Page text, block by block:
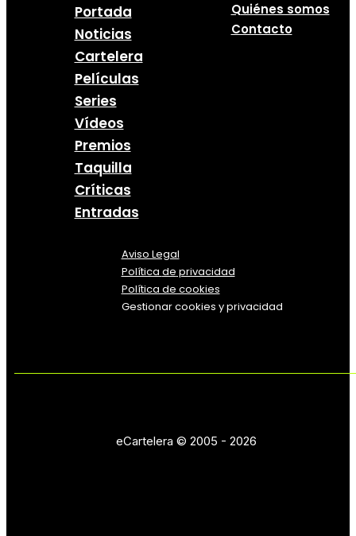
Portada
Noticias
Cartelera
Películas
Series
Vídeos
Premios
Taquilla
Críticas
Entradas
Quiénes somos
Contacto
Aviso Legal
Política de privacidad
Política de cookies
Gestionar cookies y privacidad
eCartelera © 2005 - 2026